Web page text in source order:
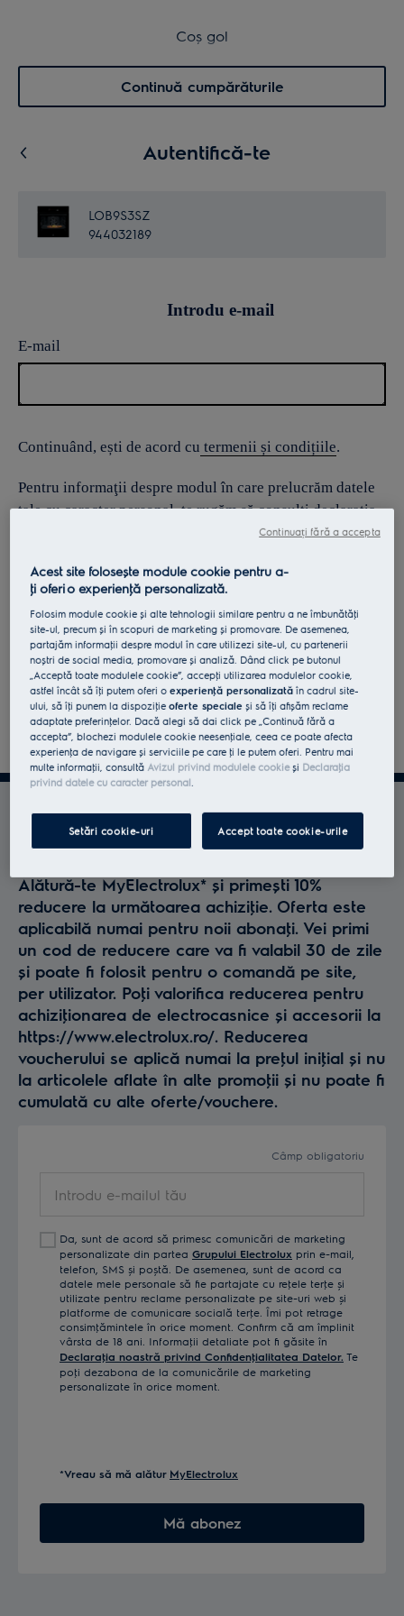
Menu 0
Coș de cumpărături
Coș gol
Continuă cumpărăturile
Autentifică-te
LOB9S3SZ
944032189
Introdu e-mail
E-mail
Continuând, ești de acord cu termenii și condițiile.
Pentru informaţii despre modul în care prelucrăm datele
tale cu caracter personal, te rugăm să consulţi declaraţia
Profită la maxim de
Electrolux
Alătură-te MyElectrolux* și primești 10%
reducere la următoarea achiziţie. Oferta este
aplicabilă numai pentru noii abonaţi. Vei primi
un cod de reducere care va fi valabil 30 de zile
și poate fi folosit pentru o comandă pe site,
per utilizator. Poţi valorifica reducerea pentru
achiziţionarea de electrocasnice și accesorii la
https://www.electrolux.ro/. Reducerea
voucherului se aplică numai la preţul iniţial și nu
la articolele aflate în alte promoţii și nu poate fi
cumulată cu alte oferte/vouchere.
Câmp obligatoriu
Da, sunt de acord să primesc comunicări de marketing
personalizate din partea Grupului Electrolux prin e-mail,
telefon, SMS și poștă. De asemenea, sunt de acord ca
datele mele personale să fie partajate cu reţele terţe și
utilizate pentru reclame personalizate pe site-uri web și
platforme de comunicare socială terţe. Îmi pot retrage
consimţămintele în orice moment. Confirm că am împlinit
vârsta de 18 ani. Informaţii detaliate pot fi găsite în
Declaraţia noastră privind Confidenţialitatea Datelor. Te
poţi dezabona de la comunicările de marketing
personalizate în orice moment.
*Vreau să mă alătur MyElectrolux
Mă abonez
Acest site folosește module cookie pentru a-
ţi oferi o experienţă personalizată.
Folosim module cookie și alte tehnologii similare pentru a ne îmbunătăţi
site-ul, precum și în scopuri de marketing și promovare. De asemenea,
partajăm informaţii despre modul în care utilizezi site-ul, cu partenerii
noștri de social media, promovare și analiză. Dând click pe butonul
„Acceptă toate modulele cookie”, accepţi utilizarea modulelor cookie,
astfel încât să îţi putem oferi oexperienţă personalizată în cadrul site-
ului, să îţi punem la dispoziţieoferte speciale și să îţi afișăm reclame
adaptate preferinţelor. Dacă alegi să dai click pe „Continuă fără a
accepta”, blochezi modulele cookie neesenţiale, ceea ce poate afecta
experienţa de navigare și serviciile pe care ţi le putem oferi. Pentru mai
multe informaţii, consultă Avizul privind modulele cookieși Declaraţia
privind datele cu caracter personal.
Setări cookie-uri Accept toate cookie-urile
Continuați fără a accepta